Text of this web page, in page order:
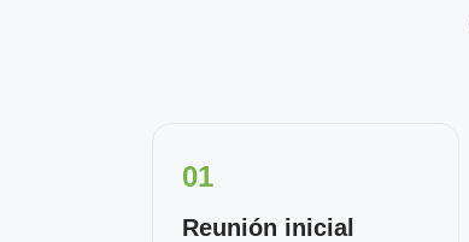
01
Reunión inicial